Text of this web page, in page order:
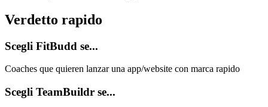
Verdetto rapido
Scegli FitBudd se...
Coaches que quieren lanzar una app/website con marca rapido
Scegli TeamBuildr se...